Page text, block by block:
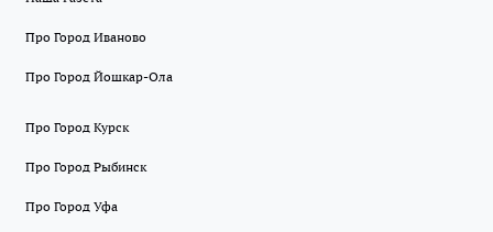
Про Город Иваново
Про Город Йошкар-Ола
Про Город Курск
Про Город Рыбинск
Про Город Уфа